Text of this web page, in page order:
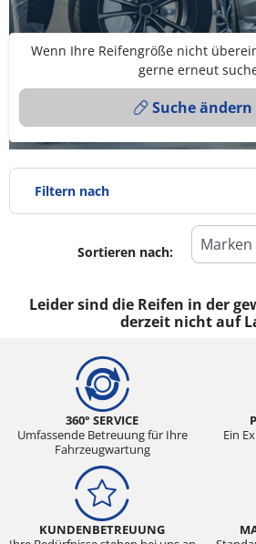
Wenn Ihre Reifengröße nicht
gerne erneut
Suche ändern
Filtern nach
Reifentyp
Alle Arten (0)
Winter (0)
Sommer (0)
Ganzjahresreifen (0)
Fahrzeugmodell
Alle Arten (0)
Pkw (0)
Sortieren nach:
Leider sind die Reifen in der
derzeit nicht auf
360° SERVICE
Umfassende Betreuung für Ihre
Fahrzeugwartung
Ein
KUNDENBETREUUNG